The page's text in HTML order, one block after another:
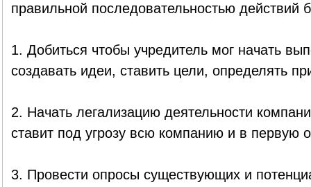
правильной последовательностью действий
1. Добиться чтобы учредитель мог начать
создавать идеи, ставить цели, определять
2. Начать легализацию деятельности
ставит под угрозу всю компанию и в первую
3. Провести опросы существующих и